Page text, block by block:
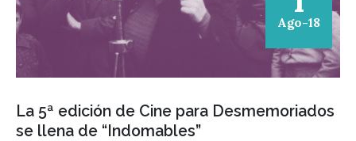
Ago-18
La 5ª edición de Cine para Desmemoriados
se llena de “Indomables”